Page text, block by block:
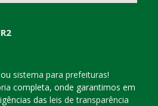
ou sistema para prefeituras!
completa, onde garantimos em
das leis de transparência